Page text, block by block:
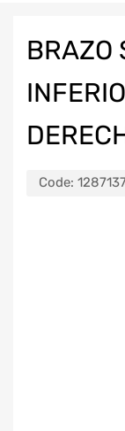
BRAZO
Code: